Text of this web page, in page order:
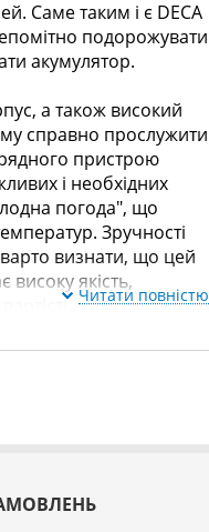
Саме таким і є DECA
подорожувати
акумулятор.
а також високий
справно прослужити
пристрою
і необхідних
погода", що
Зручності
варто визнати, що цей
високу якість,
Читати повністю